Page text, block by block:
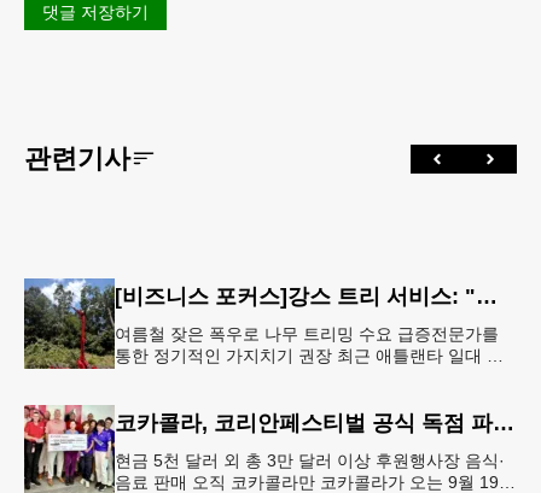
댓글 저장하기
관련기사
[비즈니스 포커스]강스 트리 서비스: "강풍에 부러질라"… 여름철 주택가 수목 관리 '비상'
여름철 잦은 폭우로 나무 트리밍 수요 급증전문가를
통한 정기적인 가지치기 권장 최근 애틀랜타 일대 주
코카콜라, 코리안페스티벌 공식 독점 파트너 참여
현금 5천 달러 외 총 3만 달러 이상 후원행사장 음식·
음료 판매 오직 코카콜라만 코카콜라가 오는 9월 19-